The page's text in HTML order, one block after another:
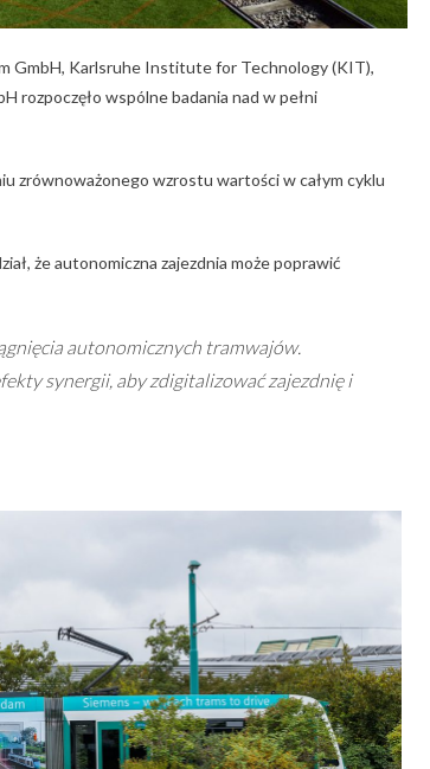
GmbH, Karlsruhe Institute for Technology (KIT),
rozpoczęło wspólne badania nad w pełni
zrównoważonego wzrostu wartości w całym cyklu
że autonomiczna zajezdnia może poprawić
autonomicznych tramwajów.
synergii, aby zdigitalizować zajezdnię i